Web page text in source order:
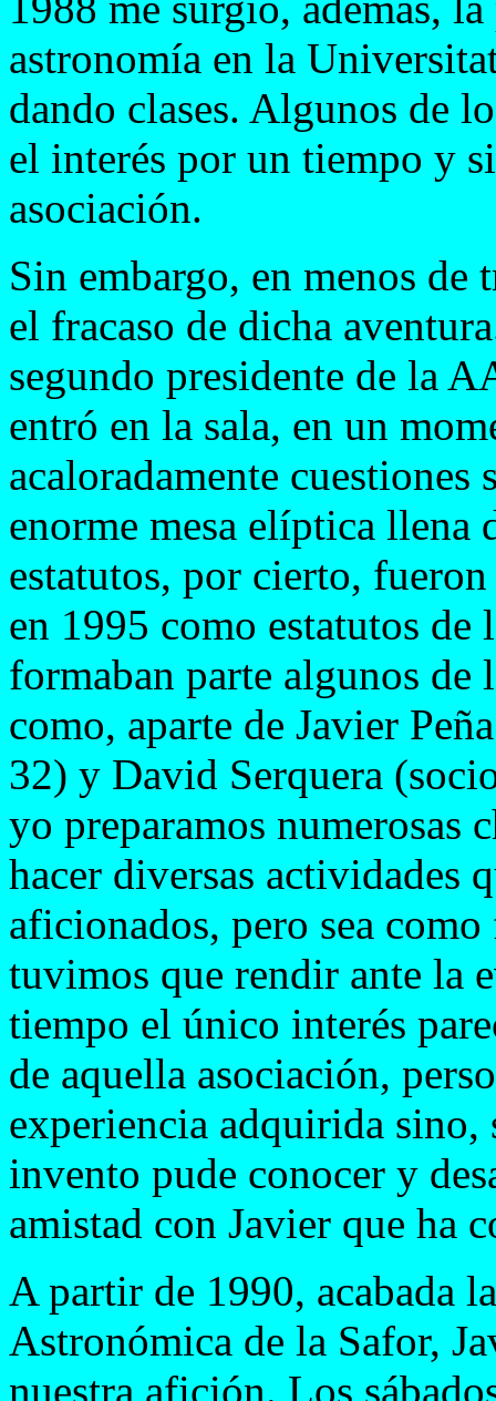
astronomía en la
dando clases. Algunos de
el interés por un tiempo y
asociación.
Sin embargo, en menos de
el fracaso de dicha
segundo presidente de la
entró en la sala, en un
acaloradamente cuestiones
enorme mesa elíptica llena
estatutos, por cierto,
en 1995 como estatutos
formaban parte algunos de
como, aparte de Javier
32) y David Serquera
yo preparamos numerosas
hacer diversas actividades
aficionados, pero sea
tuvimos que rendir ante la
tiempo el único interés
de aquella asociación,
experiencia adquirida sino,
invento pude conocer y
amistad con Javier que ha
A partir de 1990, acabada
Astronómica de la Safor,
nuestra afición. Los